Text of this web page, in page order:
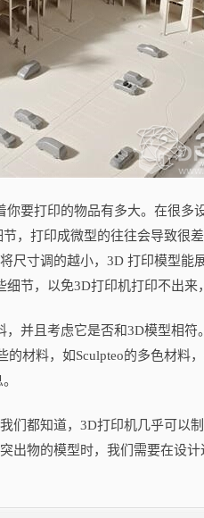
打印的物品有多大。在很多
，打印成微型的往往会导致很
尺寸调的越小，3D 打印模型能
节，以免3D打印机打印不出来
且考虑它是否和3D模型相符
的材料，如Sculpteo的多色材料
都知道，3D打印机几乎可以
出物的模型时，我们需要在设